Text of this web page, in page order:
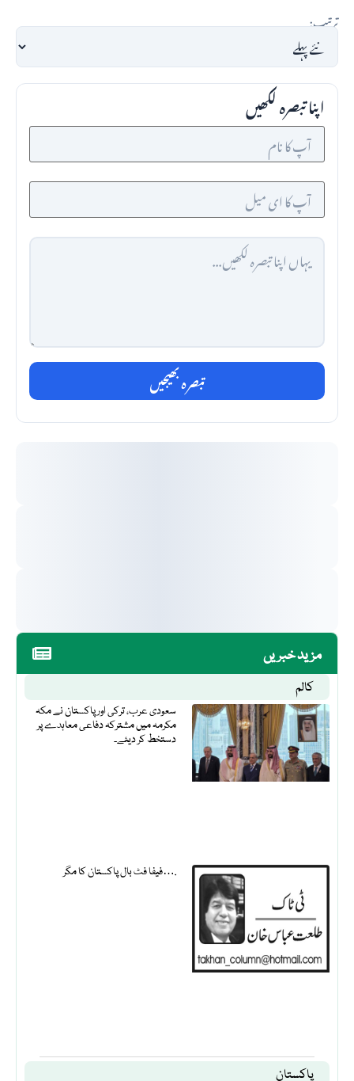
مزید خبریں
کالم
سعودی عرب، ترکی اور پاکستان نے مکہ
مکرمہ میں مشترکہ دفاعی معاہدے پر
دستخط کر دیئے۔
فیفا فٹ بال پاکستان کا مگر….
پاکستان
ترتیب:
اپنا تبصرہ لکھیں
تبصرہ بھیجیں